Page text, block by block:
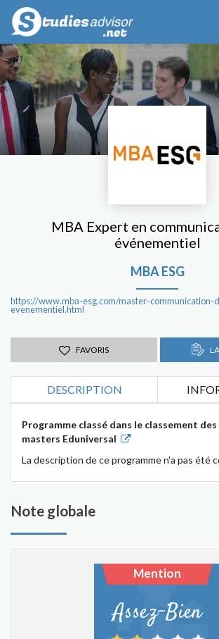
MBA Expert en
événementiel
MBA ESG
https://www.mba-esg.com/master-communication-
evenementiel.html
FAVORIS
DESCRIPTION
Programme classé dans le classement
masters Eduniversal
La description de ce programme n'a pas été
Note globale
Mention
Assez-Bien